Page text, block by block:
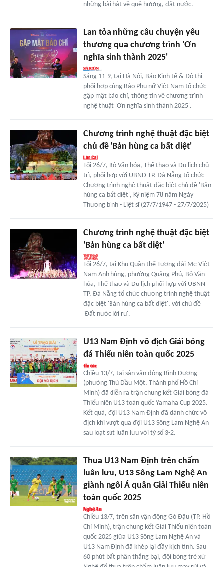
những bài hát về quê hương, đất nước.
Lan tỏa những câu chuyện yêu
thương qua chương trình 'Ơn
nghĩa sinh thành 2025'
Sáng 11-9, tại Hà Nội, Báo Kinh tế & Đô thị
phối hợp cùng Báo Phụ nữ Việt Nam tổ chức
gặp mặt báo chí, thông tin về chương trình
nghệ thuật 'Ơn nghĩa sinh thành 2025'.
Chương trình nghệ thuật đặc biệt
chủ đề 'Bản hùng ca bất diệt'
Tối 26/7, Bộ Văn hóa, Thể thao và Du lịch chủ
trì, phối hợp với UBND TP. Đà Nẵng tổ chức
Chương trình nghệ thuật đặc biệt chủ đề 'Bản
hùng ca bất diệt', Kỷ niệm 78 năm Ngày
Thương binh - Liệt sĩ (27/7/1947 - 27/7/2025)
Chương trình nghệ thuật đặc biệt
'Bản hùng ca bất diệt'
Tối 26/7, tại Khu Quần thể Tượng đài Mẹ Việt
Nam Anh hùng, phường Quảng Phú, Bộ Văn
hóa, Thể thao và Du lịch phối hợp với UBNN
TP. Đà Nẵng tổ chức chương trình nghệ thuật
đặc biệt 'Bản hùng ca bất diệt', với chủ đề
'Đất nước lời ru'.
U13 Nam Định vô địch Giải bóng
đá Thiếu niên toàn quốc 2025
Chiều 13/7, tại sân vận động Bình Dương
(phường Thủ Dầu Một, Thành phố Hồ Chí
Minh) đã diễn ra trận chung kết Giải bóng đá
Thiếu niên U13 toàn quốc Yamaha Cup 2025.
Kết quả, đội U13 Nam Định đã dành chức vô
địch khi vượt qua đội U13 Sông Lam Nghệ An
sau loạt sút luân lưu với tỷ số 3-2.
Thua U13 Nam Định trên chấm
luân lưu, U13 Sông Lam Nghệ An
giành ngôi Á quân Giải Thiếu niên
toàn quốc 2025
Chiều 13/7, trên sân vận động Gò Đậu (TP. Hồ
Chí Minh), trận chung kết Giải Thiếu niên toàn
quốc 2025 giữa U13 Sông Lam Nghệ An và
U13 Nam Định đã khép lại đầy kịch tính. Sau
60 phút bất phân thắng bại, đội bóng trẻ xứ